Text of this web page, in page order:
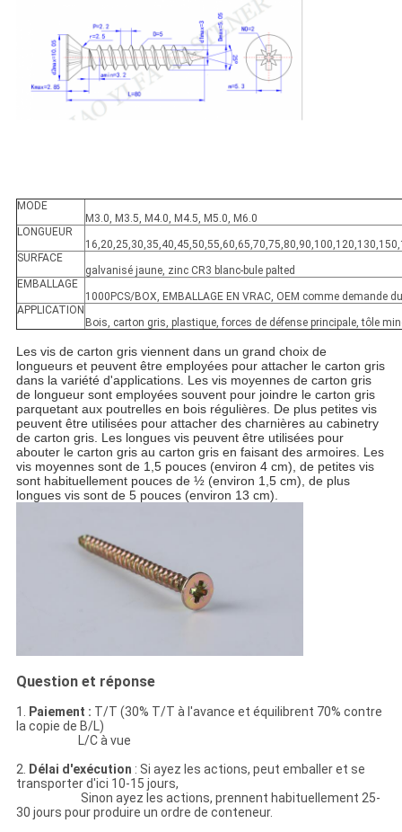
MODE
M3.0, M3.5, M4.0, M4.5, M5.0, M6.0
LONGUEUR
SURFACE
galvanisé jaune, zinc CR3 blanc-bule palted
EMBALLAGE
1000PCS/BOX, EMBALLAGE EN VRAC, OEM comme demande
APPLICATION
Bois, carton gris, plastique, forces de défense principale, tôle
Les vis de carton gris viennent dans un grand choix de
longueurs et peuvent être employées pour attacher le carton gris
dans la variété d'applications. Les vis moyennes de carton gris
de longueur sont employées souvent pour joindre le carton gris
parquetant aux poutrelles en bois régulières. De plus petites vis
peuvent être utilisées pour attacher des charnières au cabinetry
de carton gris. Les longues vis peuvent être utilisées pour
abouter le carton gris au carton gris en faisant des armoires. Les
vis moyennes sont de 1,5 pouces (environ 4 cm), de petites vis
sont habituellement pouces de ½ (environ 1,5 cm), de plus
longues vis sont de 5 pouces (environ 13 cm).
Question et réponse
1. Paiement : T/T (30% T/T à l'avance et équilibrent 70% contre
la copie de B/L)
L/C à vue
2.
Délai d'exécution : Si ayez les actions, peut emballer et se
transporter d'ici 10-15 jours,
Sinon ayez les actions, prennent habituellement 25-
30 jours pour produire un ordre de conteneur.